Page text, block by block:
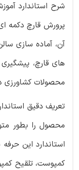
شرح استاندارد
پرورش قارچ دکمه
آن، آماده سازی
های قارچ،
محصولات کشاورزی
تعریف دقیق
محصول را بطور
استاندارد این
کمپوست، تلقیح